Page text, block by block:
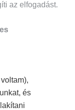
az elfogadást.
és